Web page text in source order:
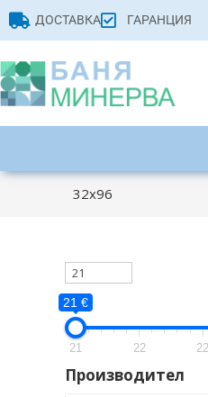
ДОСТАВКА ГАРАНЦИЯ
32x96
21 €
21 22 22
Производител